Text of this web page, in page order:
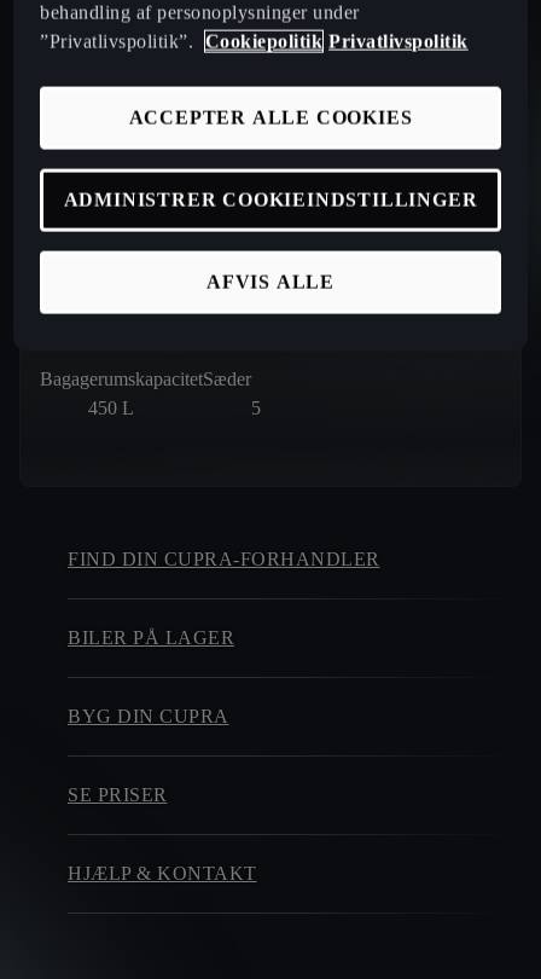
4.451 mm
Bredde
1.839 mm
Højde
1.511 mm
Bagagerumskapacitet
450 L
Sæder
5
FIND DIN CUPRA-FORHANDLER
BILER PÅ LAGER
BYG DIN CUPRA
SE PRISER
HJÆLP & KONTAKT
behandling af personoplysninger under
”Privatlivspolitik”. Cookiepolitik Privatlivspolitik
AFVIS ALLE
ACCEPTER ALLE COOKIES
ADMINISTRER COOKIEINDSTILLINGER